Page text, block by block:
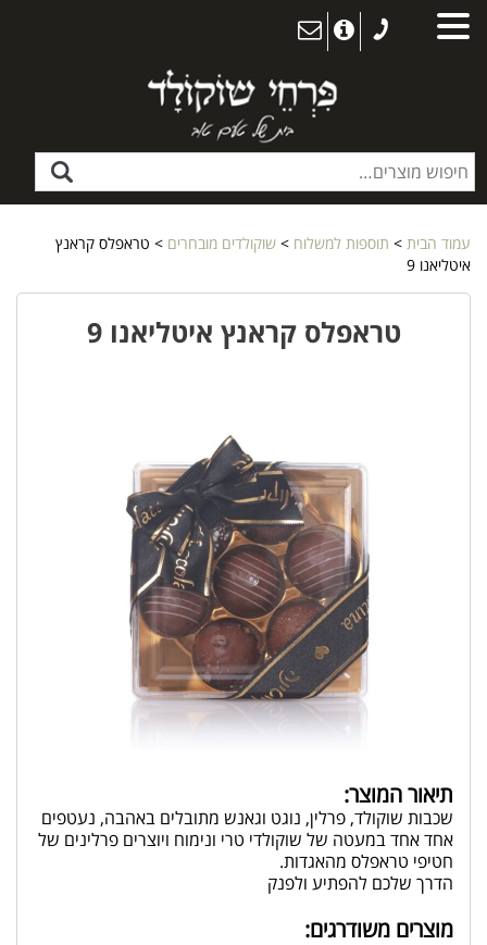
עמוד הבית > תוספות למשלוח > שוקולדים מובחרים > טראפלס קראנץ
איטליאנו 9
טראפלס קראנץ איטליאנו 9
תיאור המוצר:
שכבות שוקולד, פרלין, נוגט וגאנש מתובלים באהבה, נעטפים
אחד אחד במעטה של שוקולדי טרי ונימוח ויוצרים פרלינים של
חטיפי טראפלס מהאגדות.
הדרך שלכם להפתיע ולפנק
מוצרים משודרגים: